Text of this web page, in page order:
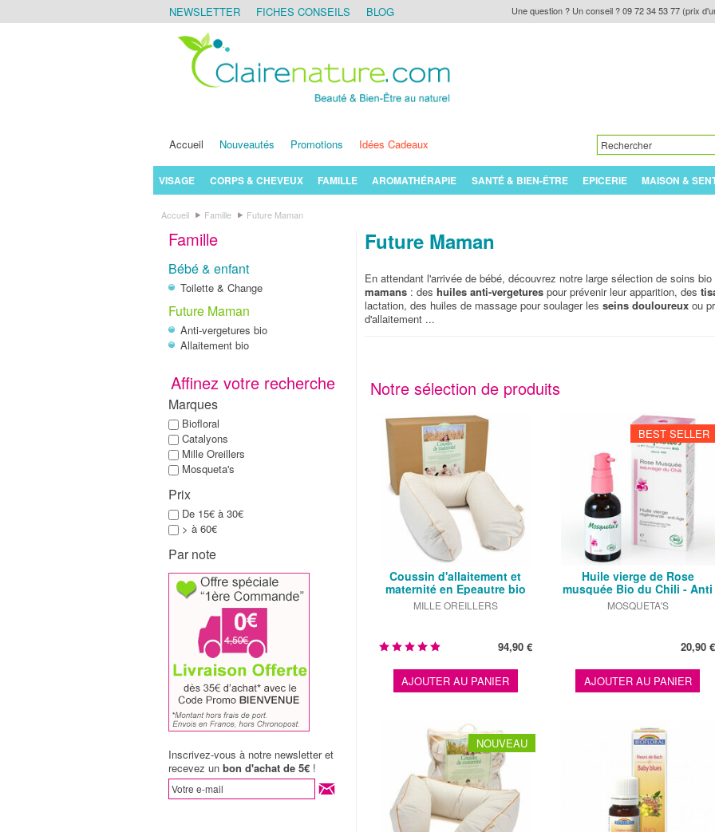
Une question ? Un conseil ? 09 72 34 53 77 (prix
NEWSLETTER FICHES CONSEILS
BLOG
Accueil Nouveautés Promotions Idées Cadeaux
VISAGE CORPS & CHEVEUX FAMILLE AROMATHÉRAPIE SANTÉ & BIEN-ÊTRE EPICERIE MAISON &
Accueil Famille Future Maman
Future Maman
En attendant l'arrivée de bébé, découvrez notre large sélection de soins bio
mamans: des huiles anti-vergeturespour prévenir leur apparition, des
lactation, des huiles de massage pour soulager les seins douloureuxou
d'allaitement ...
Notre sélection de produits
Coussin d'allaitement et
maternité en Epeautre bio
MILLE OREILLERS
94,90 €
AJOUTER AU PANIER
BEST SELLER
Huile vierge de Rose
musquée Bio du Chili - Anti
âge …
MOSQUETA'S
20,90 €
AJOUTER AU PANIER
NOUVEAU
Famille
Bébé & enfant
Toilette & Change
Future Maman
Anti-vergetures bio
Allaitement bio
Affinez votre recherche
Marques
Biofloral
Catalyons
Mille Oreillers
Mosqueta's
Prix
De 15€ à 30€
> à 60€
Par note
Inscrivez-vous à notre newsletter et
recevez unbon d'achat de 5€ !